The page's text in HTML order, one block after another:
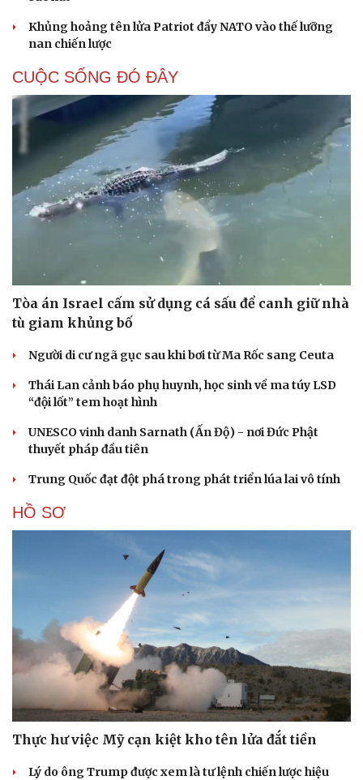
Khủng hoảng tên lửa Patriot đẩy NATO vào thế lưỡng
nan chiến lược
CUỘC SỐNG ĐÓ ĐÂY
Tòa án Israel cấm sử dụng cá sấu để canh giữ nhà
tù giam khủng bố
Người di cư ngã gục sau khi bơi từ Ma Rốc sang Ceuta
Thái Lan cảnh báo phụ huynh, học sinh về ma túy LSD
“đội lốt” tem hoạt hình
UNESCO vinh danh Sarnath (Ấn Độ) - nơi Đức Phật
thuyết pháp đầu tiên
Trung Quốc đạt đột phá trong phát triển lúa lai vô tính
HỒ SƠ
Thực hư việc Mỹ cạn kiệt kho tên lửa đắt tiền
Lý do ông Trump được xem là tư lệnh chiến lược hiệu